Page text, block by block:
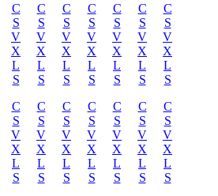
C
S
V
X
L
S
C
S
V
X
L
S
C
S
V
X
L
S
C
S
V
X
L
S
C
S
V
X
L
S
C
S
V
X
L
S
C
S
V
X
L
S
C
S
V
X
L
S
C
S
V
X
L
S
C
S
V
X
L
S
C
S
V
X
L
S
C
S
V
X
L
S
C
S
V
X
L
S
C
S
V
X
L
S